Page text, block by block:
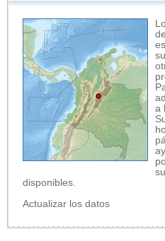
a
disponibles.
Actualizar los datos